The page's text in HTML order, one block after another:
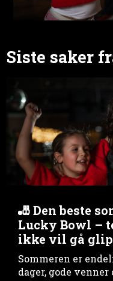
Siste saker
🎳 Den beste
Lucky Bowl –
ikke vil gå
Sommeren er
dager, gode